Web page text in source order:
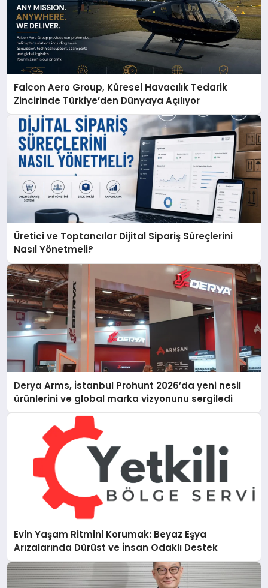
Falcon Aero Group, Küresel Havacılık Tedarik
Zincirinde Türkiye’den Dünyaya Açılıyor
Üretici ve Toptancılar Dijital Sipariş Süreçlerini
Nasıl Yönetmeli?
Derya Arms, İstanbul Prohunt 2026’da yeni nesil
ürünlerini ve global marka vizyonunu sergiledi
Evin Yaşam Ritmini Korumak: Beyaz Eşya
Arızalarında Dürüst ve İnsan Odaklı Destek